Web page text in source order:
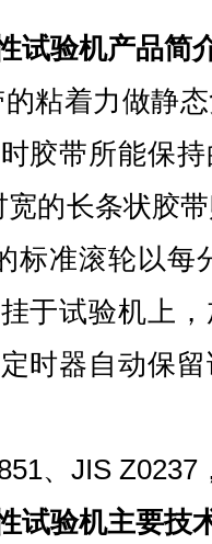
试验机产品简
粘着力做静
胶带所能保
的长条状胶
标准滚轮以每
于试验机上
时器自动保
、JIS Z0237
试验机主要技